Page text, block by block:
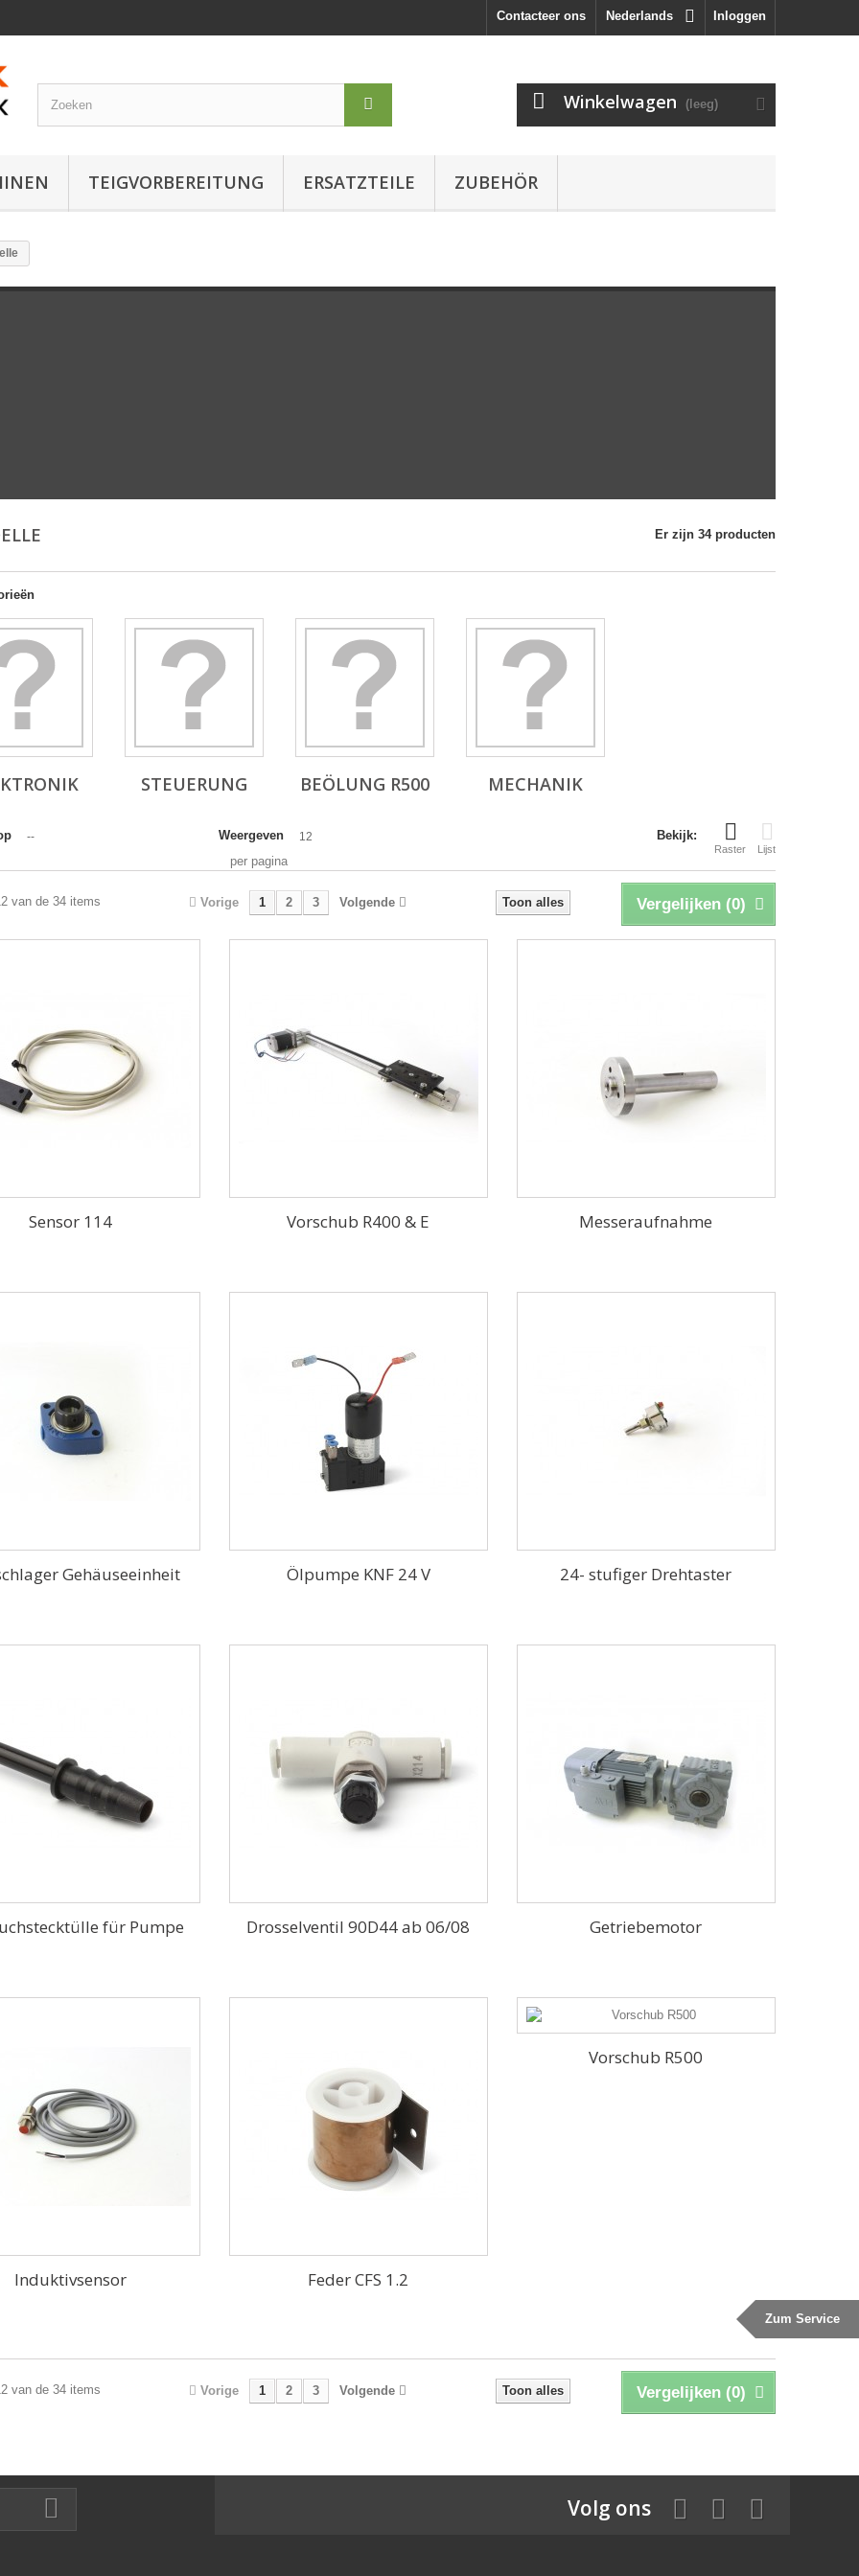
Inloggen
Nederlands
Contacteer ons
Winkelwagen (leeg)
TEIGVORBEREITUNG ERSATZTEILE ZUBEHÖR
Er zijn 34 producten
STEUERUNG BEÖLUNG R500 MECHANIK
Bekijk:
Raster Lijst
-- Weergeven 12
per pagina
Vergelijken (0)
Toon alles
Vorige 1 2 3 Volgende
van de 34 items
Sensor 114 Vorschub R400 & E Messeraufnahme
Gehäuseeinheit Ölpumpe KNF 24 V 24- stufiger Drehtaster
für Pumpe Drosselventil 90D44 ab 06/08 Getriebemotor
Induktivsensor Feder CFS 1.2
Vorschub R500
Vergelijken (0)
Toon alles
Vorige 1 2 3 Volgende
van de 34 items
Volg ons
Zum Service